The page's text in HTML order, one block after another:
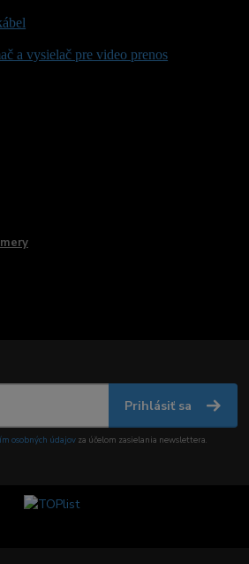
a vysielač pre video prenos
Prihlásiť sa
osobných údajov za účelom zasielania newslettera.